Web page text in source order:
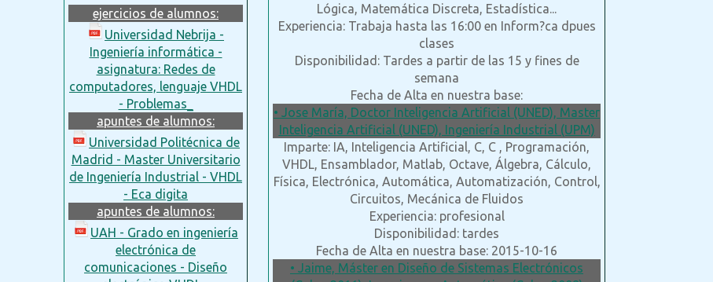
ejercicios de alumnos:
Universidad Nebrija -
Ingeniería informática -
asignatura: Redes de
computadores, lenguaje VHDL
- Problemas_
apuntes de alumnos:
Universidad Politécnica de
Madrid - Master Universitario
de Ingeniería Industrial - VHDL
- Eca digita
apuntes de alumnos:
UAH - Grado en ingeniería
electrónica de
comunicaciones - Diseño
Lógica, Matemática Discreta, Estadística...
Experiencia: Trabaja hasta las 16:00 en Inform?ca dpues
clases
Disponibilidad: Tardes a partir de las 15 y fines de
semana
Fecha de Alta en nuestra base:
• Jose María, Doctor Inteligencia Artificial (UNED), Master
Inteligencia Artificial (UNED), Ingeniería Industrial (UPM)
Imparte: IA, Inteligencia Artificial, C, C , Programación,
VHDL, Ensamblador, Matlab, Octave, Álgebra, Cálculo,
Física, Electrónica, Automática, Automatización, Control,
Circuitos, Mecánica de Fluidos
Experiencia: profesional
Disponibilidad: tardes
Fecha de Alta en nuestra base: 2015-10-16
• Jaime, Máster en Diseño de Sistemas Electrónicos